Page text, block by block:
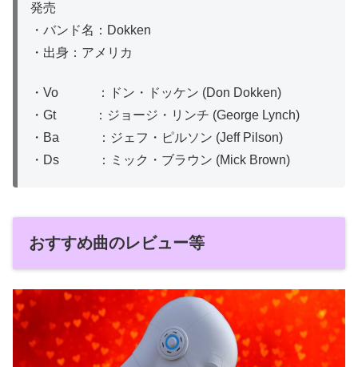
発売
・バンド名：Dokken
・出身：アメリカ
・Vo ：ドン・ドッケン (Don Dokken)
・Gt ：ジョージ・リンチ (George Lynch)
・Ba ：ジェフ・ピルソン (Jeff Pilson)
・Ds ：ミック・ブラウン (Mick Brown)
おすすめ曲のレビュー等